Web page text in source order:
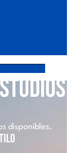
disponibles.